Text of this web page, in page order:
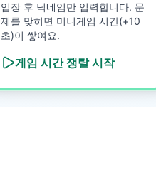
입장 후 닉네임만 입력합니다. 문
제를 맞히면 미니게임 시간(+10
초)이 쌓여요.
게임 시간 쟁탈시작